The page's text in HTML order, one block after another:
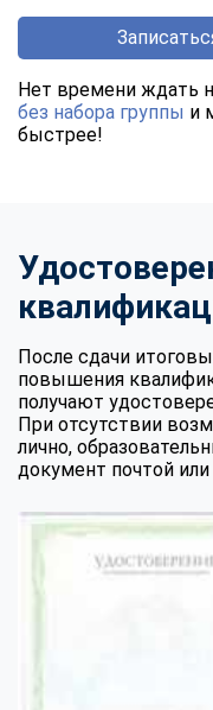
Нет времени ждать
без набора группы и
быстрее!
После сдачи
повышения
получают
При отсутствии
лично,
документ почтой